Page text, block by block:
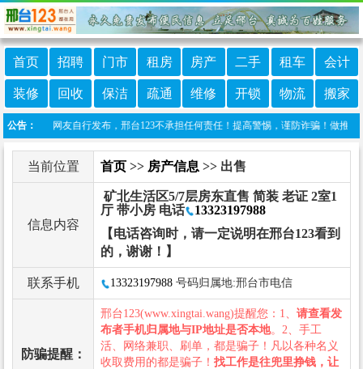
首页 招聘 门市 租房 房产 二手 租车 会计
装修 回收 保洁 疏通 维修 开锁 物流 搬家
公告：
目信息由网友自行发布，邢台123不承担任何责任！提高警惕，谨防诈骗！做推广
当前位置 首页 >> 房产信息 >> 出售
信息内容
矿北生活区5/7层房东直售 简装 老证 2室1
厅 带小房 电话
13323197988
【电话咨询时，请一定说明在邢台123看到
的，谢谢！】
联系手机 13323197988 号码归属地:邢台市电信
防骗提醒：
邢台123(www.xingtai.wang)提醒您：1、 请查看发
布者手机归属地与IP地址是否本地。2、手工
活、网络兼职、刷单，都是骗子！凡以各种名义
收取费用的都是骗子！ 找工作是往兜里挣钱，让